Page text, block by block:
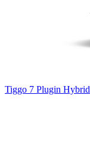
Tiggo 7 Plugin Hybrid